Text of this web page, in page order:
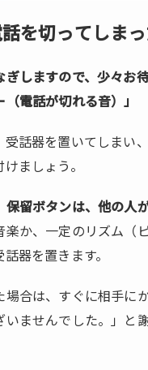
を切ってしまっ
しますので、少々お
電話が切れる音）」
話器を置いてしまい
ましょう。
保留ボタンは、他の人
か、一定のリズム（
器を置きます。
場合は、すぐに相手に
ませんでした。」と